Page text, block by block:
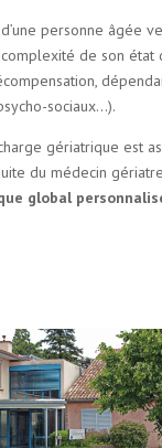
d’une personne âgée
de son état
sociaux…).
gériatrique est
du médecin
global